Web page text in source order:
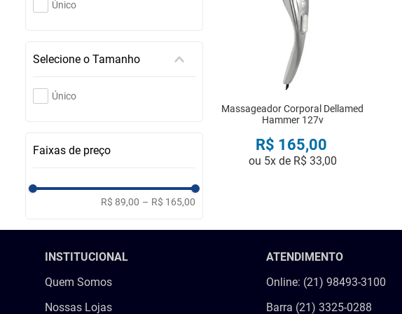
Único
Selecione o Tamanho
Único
Faixas de preço
R$ 89,00 – R$ 165,00
Massageador Corporal Dellamed
Hammer 127v
R$ 165,00
ou 5x de R$ 33,00
INSTITUCIONAL
Quem Somos
Nossas Lojas
ATENDIMENTO
Online: (21) 98493-3100
Barra (21) 3325-0288